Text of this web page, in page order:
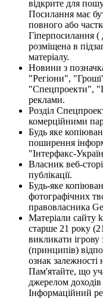
відкрите для
Посилання має
повного або
Гіперпосилання (
розміщена в
матеріалу.
Новини з
"Регіони",
"Спецпроекти",
реклами.
Розділ
комерційними
Будь яке
поширення
"Інтерфакс-
Власник веб-
публікації.
Будь-яке
фотографічних
правовласника
Матеріали сайту
старше 21 року
викликати
(принципів)
ознак залежності
Пам'ятайте, що
джерелом
Інформаційний